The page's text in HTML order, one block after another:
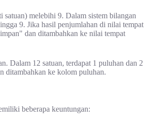
melebihi 9. Dalam sistem bilangan
9. Jika hasil penjumlahan di nilai tempat
dan ditambahkan ke nilai tempat
Dalam 12 satuan, terdapat 1 puluhan dan 2
ditambahkan ke kolom puluhan.
beberapa keuntungan: